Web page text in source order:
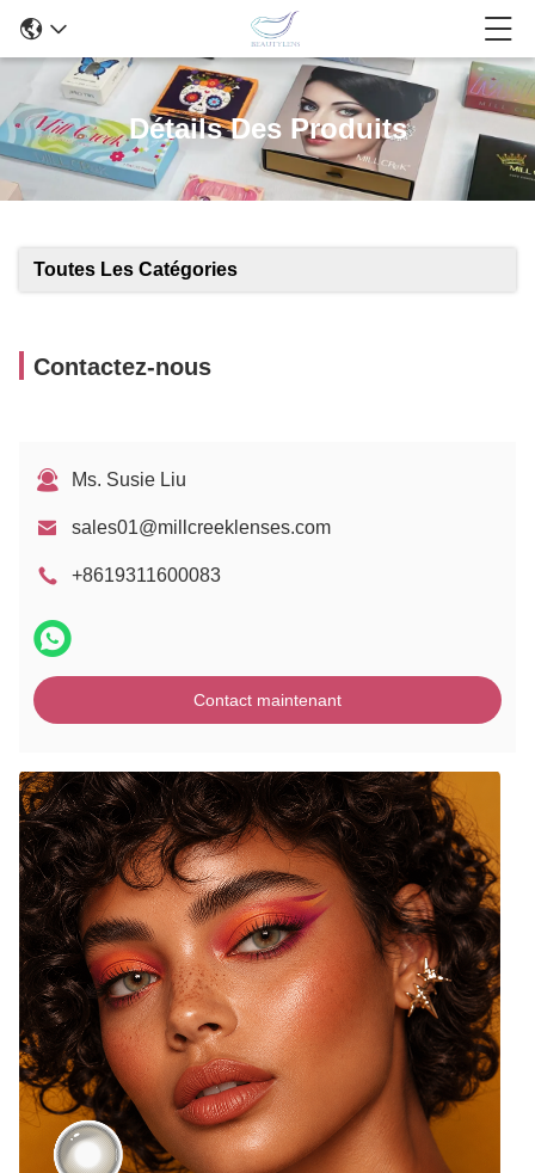
Détails Des Produits
Toutes Les Catégories
Contactez-nous
Ms. Susie Liu
sales01@millcreeklenses.com
+8619311600083
Contact maintenant